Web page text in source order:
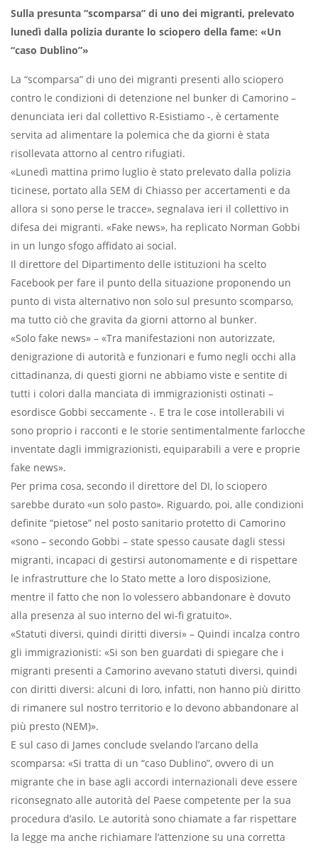
Sulla presunta “scomparsa” di uno dei migranti, prelevato
lunedì dalla polizia durante lo sciopero della fame: «Un
“caso Dublino”»
La “scomparsa” di uno dei migranti presenti allo sciopero
contro le condizioni di detenzione nel bunker di Camorino –
denunciata ieri dal collettivo R-Esistiamo -, è certamente
servita ad alimentare la polemica che da giorni è stata
risollevata attorno al centro rifugiati.
«Lunedì mattina primo luglio è stato prelevato dalla polizia
ticinese, portato alla SEM di Chiasso per accertamenti e da
allora si sono perse le tracce», segnalava ieri il collettivo in
difesa dei migranti. «Fake news», ha replicato Norman Gobbi
in un lungo sfogo affidato ai social.
Il direttore del Dipartimento delle istituzioni ha scelto
Facebook per fare il punto della situazione proponendo un
punto di vista alternativo non solo sul presunto scomparso,
ma tutto ciò che gravita da giorni attorno al bunker.
«Solo fake news» – «Tra manifestazioni non autorizzate,
denigrazione di autorità e funzionari e fumo negli occhi alla
cittadinanza, di questi giorni ne abbiamo viste e sentite di
tutti i colori dalla manciata di immigrazionisti ostinati –
esordisce Gobbi seccamente -. E tra le cose intollerabili vi
sono proprio i racconti e le storie sentimentalmente farlocche
inventate dagli immigrazionisti, equiparabili a vere e proprie
fake news».
Per prima cosa, secondo il direttore del DI, lo sciopero
sarebbe durato «un solo pasto». Riguardo, poi, alle condizioni
definite “pietose” nel posto sanitario protetto di Camorino
«sono – secondo Gobbi – state spesso causate dagli stessi
migranti, incapaci di gestirsi autonomamente e di rispettare
le infrastrutture che lo Stato mette a loro disposizione,
mentre il fatto che non lo volessero abbandonare è dovuto
alla presenza al suo interno del wi-fi gratuito».
«Statuti diversi, quindi diritti diversi» – Quindi incalza contro
gli immigrazionisti: «Si son ben guardati di spiegare che i
migranti presenti a Camorino avevano statuti diversi, quindi
con diritti diversi: alcuni di loro, infatti, non hanno più diritto
di rimanere sul nostro territorio e lo devono abbandonare al
più presto (NEM)».
E sul caso di James conclude svelando l’arcano della
scomparsa: «Si tratta di un “caso Dublino”, ovvero di un
migrante che in base agli accordi internazionali deve essere
riconsegnato alle autorità del Paese competente per la sua
procedura d’asilo. Le autorità sono chiamate a far rispettare
la legge ma anche richiamare l’attenzione su una corretta